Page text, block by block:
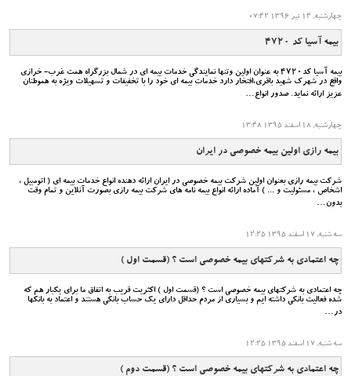
چهارشنبه, 14 تیر 1396 07:42
بیمه آسیا کد 4720
بیمه آسیا کد4720 به عنوان اولین وتنها نمایندگی خدمات بیمه ای در شمال بزرگراه همت غرب- خرازی
واقع در شهرک شهید باقری،افتخار دارد خدمات بیمه ای خود را با تخفیفات و تسهیلات ویژه به هموطنان
عزیز ارائه نماید. صدور انواع…
چهارشنبه, 18 اسفند 1395 13:48
بیمه رازی اولین بیمه خصوصی در ایران
شرکت بیمه رازی بعنوان اولین شرکت بیمه خصوصی در ایران ارائه دهنده انواع خدمات بیمه ای ( اتومبیل ،
اشخاص ، مسئولیت و ... ) آماده ارائه انواع بیمه نامه های شرکت بیمه رازی بصورت آنلاین و تمام وقت
بدون…
سه شنبه, 17 اسفند 1395 12:25
چه اعتمادی به شرکتهای بیمه خصوصی است ؟ (قسمت اول )
چه اعتمادی به شرکتهای بیمه خصوصی است ؟ (قسمت اول ) اکثریت قریب به اتفاق ما برای یکبار هم که
شده فعالیت بانکی داشته ایم و بسیاری از مردم حداقل دارای یک حساب بانکی هستند و اعتماد به بانکها
در…
سه شنبه, 17 اسفند 1395 12:25
چه اعتمادی به شرکتهای بیمه خصوصی است ؟ (قسمت دوم )